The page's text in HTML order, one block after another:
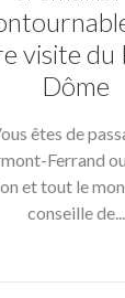
visite du
Dôme
êtes de
Ferrand
et tout le
conseille de...